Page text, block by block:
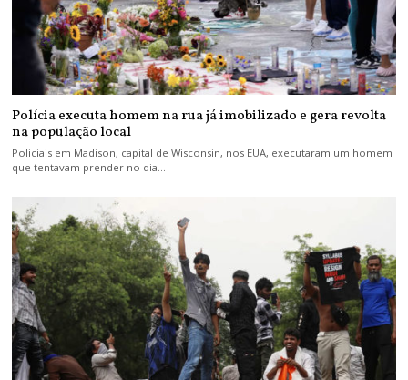
Polícia executa homem na rua já imobilizado e gera revolta
na população local
Policiais em Madison, capital de Wisconsin, nos EUA, executaram um homem
que tentavam prender no dia…